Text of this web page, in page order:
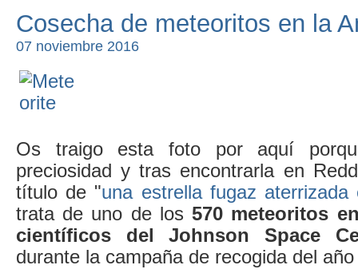
Cosecha de meteoritos en la
07 noviembre 2016
Os traigo esta foto por aquí
preciosidad y tras encontrarla en
título de "una estrella fugaz aterrizada
trata de uno de los570 meteoritos
científicos del Johnson Space
durante la campaña de recogida del